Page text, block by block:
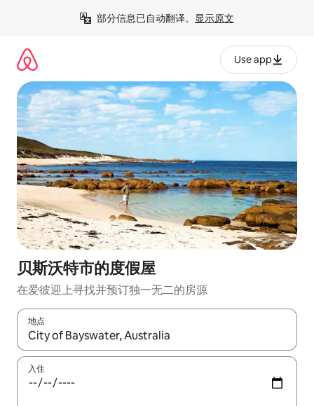
部分信息已自动翻译。 显示原文
Use app
贝斯沃特市的度假屋
在爱彼迎上寻找并预订独一无二的房源
地点
如有搜索结果，请使用上下方向键查看，或通过点击或滑动手势
入住